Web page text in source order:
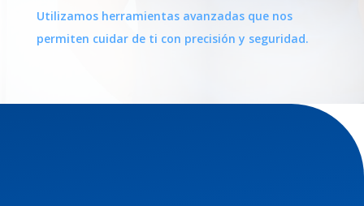
Utilizamos herramientas avanzadas que nos
permiten cuidar de ti con precisión y seguridad.